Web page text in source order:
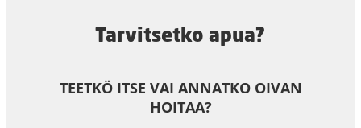
Tarvitsetko apua?
TEETKÖ ITSE VAI ANNATKO OIVAN
HOITAA?